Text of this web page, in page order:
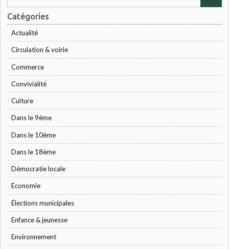
Catégories
Actualité
Circulation & voirie
Commerce
Convivialité
Culture
Dans le 9ème
Dans le 10ème
Dans le 18ème
Démocratie locale
Economie
Élections municipales
Enfance & jeunesse
Environnement